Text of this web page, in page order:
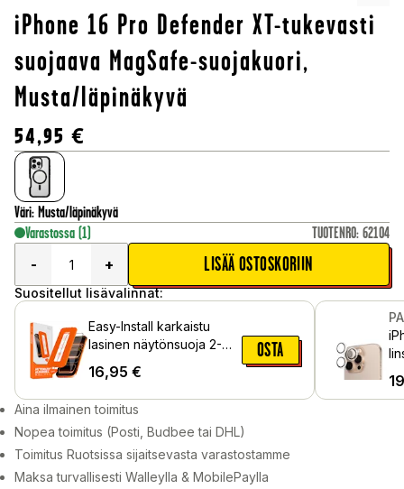
iPhone 16 Pro Defender XT-tukevasti
suojaava MagSafe-suojakuori,
Musta/läpinäkyvä
54,95 €
Väri: Musta/läpinäkyvä
Varastossa (1) TUOTENRO: 62104
-
+ LISÄÄ OSTOSKORIIN
Suositellut lisävalinnat:
Easy-Install karkaistu
lasinen näytönsuoja 2-
16,95 €
OSTA
Aina ilmainen toimitus
Nopea toimitus (Posti, Budbee tai DHL)
Toimitus Ruotsissa sijaitsevasta varastostamme
Maksa turvallisesti Walleylla & MobilePaylla